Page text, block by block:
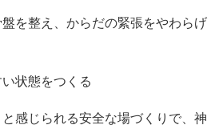
を整え、からだの緊張をやわらげ
状態をつくる
と感じられる安全な場づくりで、神